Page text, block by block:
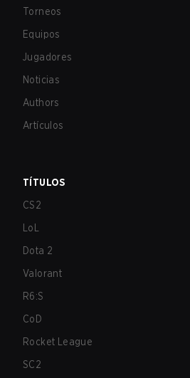
Torneos
Equipos
Jugadores
Noticias
Authors
Artículos
TÍTULOS
CS2
LoL
Dota 2
Valorant
R6:S
CoD
Rocket League
SC2